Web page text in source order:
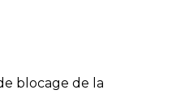
blocage de la